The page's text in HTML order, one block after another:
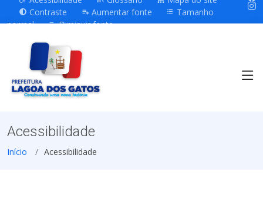
Contraste
Aumentar fonte
Tamanho
normal
Diminuir fonte
Acessibilidade
Início Acessibilidade